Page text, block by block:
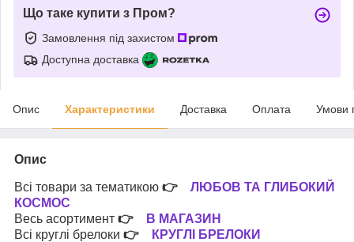
Що таке купити з Пром?
Замовлення під захистом
Доступна доставка
Опис Характеристики Доставка Оплата Умови
Опис
Всі товари за тематикою 👉 ЛЮБОВ ТА ГЛИБОКИЙ
КОСМОС
Весь асортимент 👉
В МАГАЗИН
Всі круглі брелоки 👉
КРУГЛІ БРЕЛОКИ